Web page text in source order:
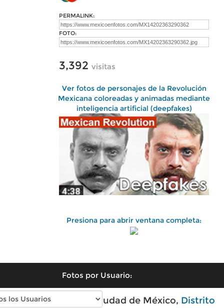
PERMALINK:
FOTO:
3,392 visitas
Ver fotos de personajes de la Revolución
Mexicana coloreadas y animadas mediante
inteligencia artificial (deepfakes)
Presiona para abrir ventana completa:
Fotos por Usuario:
Fotos antiguas de Ciudad de México, Distrito